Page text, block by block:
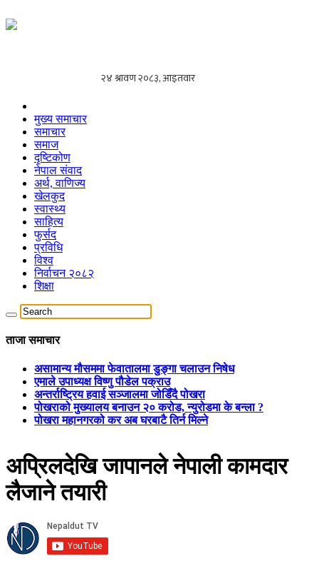
मुख्य समाचार
समाचार
समाज
दृष्टिकोण
नेपाल संवाद
अर्थ, वाणिज्य
खेलकुद
स्वास्थ्य
साहित्य
फुर्सद
प्रविधि
विश्व
निर्वाचन २०८२
शिक्षा
ताजा समाचार
असामान्य मौसममा फेवातालमा डुङ्गा चलाउन निषेध
एमाले उपाध्यक्ष विष्णु पौडेल पक्राउ
अन्तर्राष्ट्रिय हवाई सञ्जालमा जोडिँदै पोखरा
पोखराको मुख्यालय बनाउन २० करोड, न्युरोडमा के बन्ला ?
पोखरा महानगरको कर अब घरबाटै तिर्न मिल्ने
अप्रिलदेखि जापानले नेपाली कामदार
लैजाने तयारी